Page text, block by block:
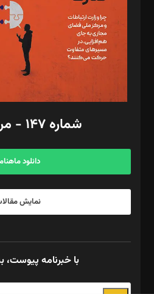
ویرایش: نگار استاد‌‌آقا
طراح یونیفرم: مجید توکلی
فیلمبرداری و عکاسی: امیر شفیعی، مانی
گرافیک و صفحه‌آرایی: سید‌سبحان‌علی ثابت
مد‌یر توسعه تجاری: کامبیز برید‌
امور مالی: شاپور رهبری، محمد‌ کاظمی‌نیا
آگهی و مشترکین: ۰۹۱۹۹۹۹۰۴۵۴
شماره ۱۴۷ - مرداد ۱۴۰۵
دانلود
نمایش
با خبرنامه پیوست،